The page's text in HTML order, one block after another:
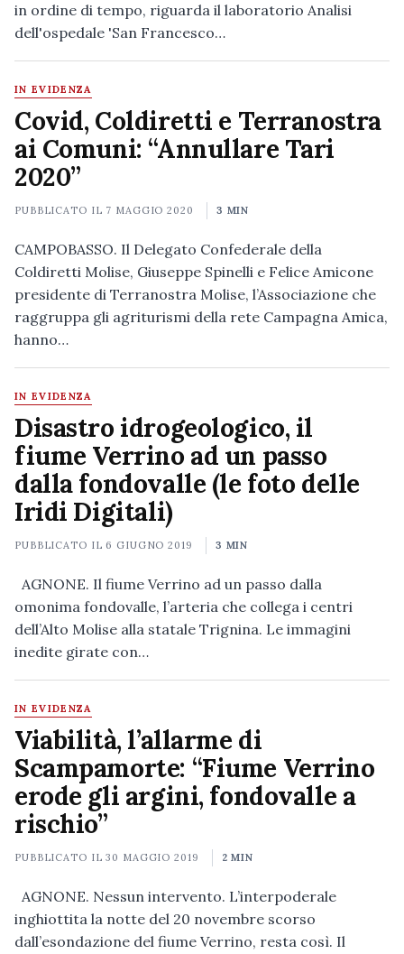
in ordine di tempo, riguarda il laboratorio Analisi
dell'ospedale 'San Francesco…
IN EVIDENZA
Covid, Coldiretti e Terranostra
ai Comuni: “Annullare Tari
2020”
PUBBLICATO IL 7 MAGGIO 2020 3 MIN
CAMPOBASSO. Il Delegato Confederale della
Coldiretti Molise, Giuseppe Spinelli e Felice Amicone
presidente di Terranostra Molise, l’Associazione che
raggruppa gli agriturismi della rete Campagna Amica,
hanno…
IN EVIDENZA
Disastro idrogeologico, il
fiume Verrino ad un passo
dalla fondovalle (le foto delle
Iridi Digitali)
PUBBLICATO IL 6 GIUGNO 2019 3 MIN
AGNONE. Il fiume Verrino ad un passo dalla
omonima fondovalle, l’arteria che collega i centri
dell’Alto Molise alla statale Trignina. Le immagini
inedite girate con…
IN EVIDENZA
Viabilità, l’allarme di
Scampamorte: “Fiume Verrino
erode gli argini, fondovalle a
rischio”
PUBBLICATO IL30 MAGGIO 2019 2 MIN
AGNONE. Nessun intervento. L’interpoderale
inghiottita la notte del 20 novembre scorso
dall’esondazione del fiume Verrino, resta così. Il